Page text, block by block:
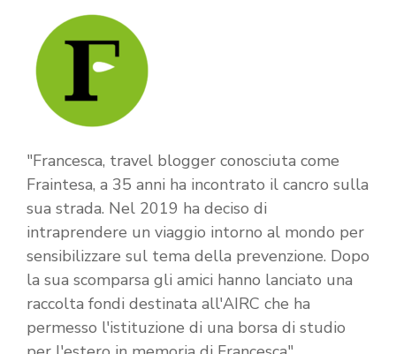
"Francesca, travel blogger conosciuta come
Fraintesa, a 35 anni ha incontrato il cancro sulla
sua strada. Nel 2019 ha deciso di
intraprendere un viaggio intorno al mondo per
sensibilizzare sul tema della prevenzione. Dopo
la sua scomparsa gli amici hanno lanciato una
raccolta fondi destinata all'AIRC che ha
permesso l'istituzione di una borsa di studio